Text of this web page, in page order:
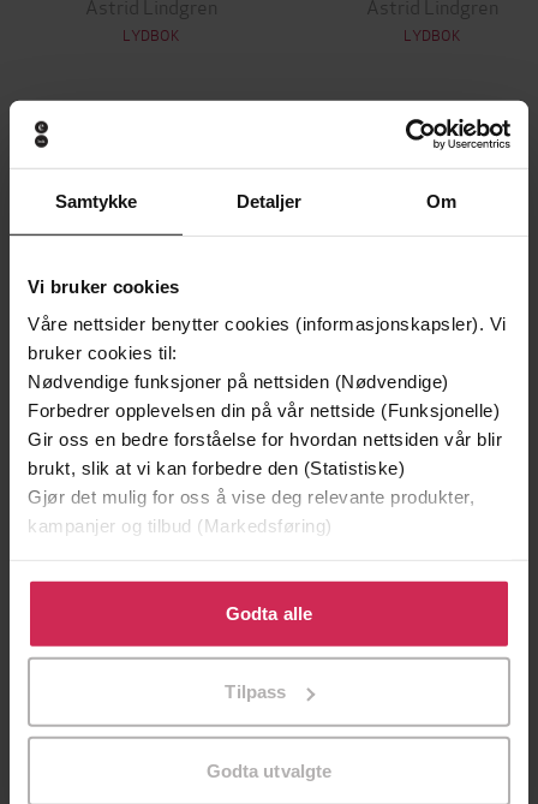
Samtykke Detaljer Om
Vi bruker cookies
Våre nettsider benytter cookies (informasjonskapsler). Vi
bruker cookies til:
Nødvendige funksjoner på nettsiden (Nødvendige)
Forbedrer opplevelsen din på vår nettside (Funksjonelle)
Gir oss en bedre forståelse for hvordan nettsiden vår blir
brukt, slik at vi kan forbedre den (Statistiske)
Gjør det mulig for oss å vise deg relevante produkter,
kampanjer og tilbud (Markedsføring)
Klikk på «Godta alle» for å gi oss ditt samtykke til å
bruke cookies for alle disse formålene. Du kan også
tilpasse ditt samtykke til spesifikke formål ved å klikke
Godta alle
Tilpass
Godta utvalgte
Astrid Lindgren
LYDBOK
Astrid Lindgren
LYDBOK
Andre har også kjøpt
Harry Potter og de vises stein
J.K. Rowling
Jørgen Jæger